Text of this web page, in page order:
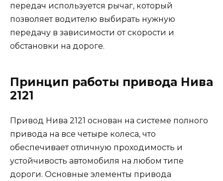
передач используется рычаг, который
позволяет водителю выбирать нужную
передачу в зависимости от скорости и
обстановки на дороге.
Принцип работы привода Нива
2121
Привод Нива 2121 основан на системе полного
привода на все четыре колеса, что
обеспечивает отличную проходимость и
устойчивость автомобиля на любом типе
дороги. Основные элементы привода